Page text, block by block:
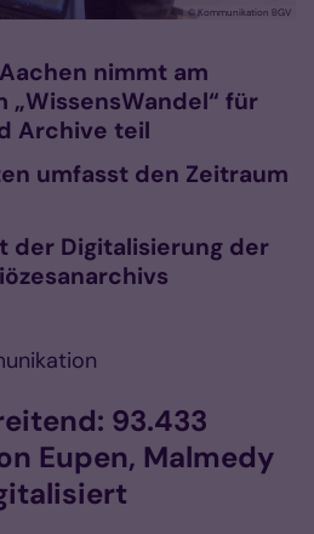
© Kommunikation BGV
nimmt am
„WissensWandel“ für
Archive teil
umfasst den Zeitraum
der Digitalisierung der
93.433
Eupen, Malmedy